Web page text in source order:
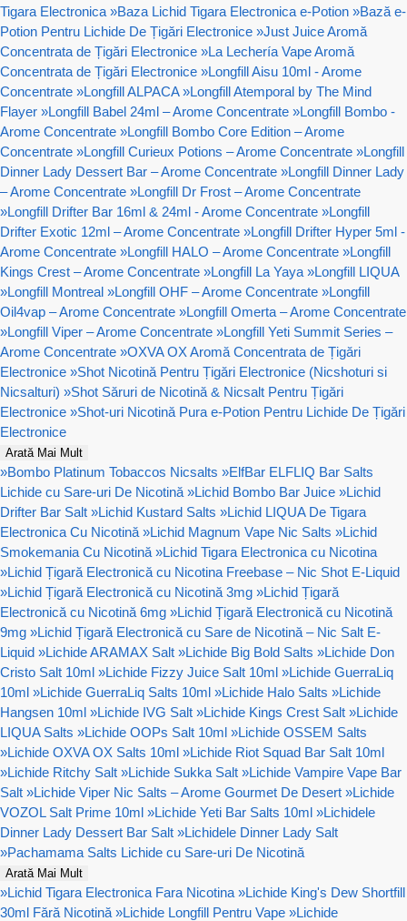
Tigara Electronica »Baza Lichid Tigara Electronica e-Potion »Bază e-
Potion Pentru Lichide De Țigări Electronice »Just Juice Aromă
Concentrata de Țigări Electronice »La Lechería Vape Aromă
Concentrata de Țigări Electronice »Longfill Aisu 10ml - Arome
Concentrate »Longfill ALPACA »Longfill Atemporal by The Mind
Flayer »Longfill Babel 24ml – Arome Concentrate »Longfill Bombo -
Arome Concentrate »Longfill Bombo Core Edition – Arome
Concentrate »Longfill Curieux Potions – Arome Concentrate »Longfill
Dinner Lady Dessert Bar – Arome Concentrate »Longfill Dinner Lady
– Arome Concentrate »Longfill Dr Frost – Arome Concentrate
»Longfill Drifter Bar 16ml & 24ml - Arome Concentrate »Longfill
Drifter Exotic 12ml – Arome Concentrate »Longfill Drifter Hyper 5ml -
Arome Concentrate »Longfill HALO – Arome Concentrate »Longfill
Kings Crest – Arome Concentrate »Longfill La Yaya »Longfill LIQUA
»Longfill Montreal »Longfill OHF – Arome Concentrate »Longfill
Oil4vap – Arome Concentrate »Longfill Omerta – Arome Concentrate
»Longfill Viper – Arome Concentrate »Longfill Yeti Summit Series –
Arome Concentrate »OXVA OX Aromă Concentrata de Țigări
Electronice »Shot Nicotină Pentru Țigări Electronice (Nicshoturi si
Nicsalturi) »Shot Săruri de Nicotină & Nicsalt Pentru Țigări
Electronice »Shot-uri Nicotină Pura e-Potion Pentru Lichide De Țigări
Electronice
Arată Mai Mult
»Bombo Platinum Tobaccos Nicsalts »ElfBar ELFLIQ Bar Salts
Lichide cu Sare-uri De Nicotină »Lichid Bombo Bar Juice »Lichid
Drifter Bar Salt »Lichid Kustard Salts »Lichid LIQUA De Tigara
Electronica Cu Nicotină »Lichid Magnum Vape Nic Salts »Lichid
Smokemania Cu Nicotină »Lichid Tigara Electronica cu Nicotina
»Lichid Țigară Electronică cu Nicotina Freebase – Nic Shot E-Liquid
»Lichid Țigară Electronică cu Nicotină 3mg »Lichid Țigară
Electronică cu Nicotină 6mg »Lichid Țigară Electronică cu Nicotină
9mg »Lichid Țigară Electronică cu Sare de Nicotină – Nic Salt E-
Liquid »Lichide ARAMAX Salt »Lichide Big Bold Salts »Lichide Don
Cristo Salt 10ml »Lichide Fizzy Juice Salt 10ml »Lichide GuerraLiq
10ml »Lichide GuerraLiq Salts 10ml »Lichide Halo Salts »Lichide
Hangsen 10ml »Lichide IVG Salt »Lichide Kings Crest Salt »Lichide
LIQUA Salts »Lichide OOPs Salt 10ml »Lichide OSSEM Salts
»Lichide OXVA OX Salts 10ml »Lichide Riot Squad Bar Salt 10ml
»Lichide Ritchy Salt »Lichide Sukka Salt »Lichide Vampire Vape Bar
Salt »Lichide Viper Nic Salts – Arome Gourmet De Desert »Lichide
VOZOL Salt Prime 10ml »Lichide Yeti Bar Salts 10ml »Lichidele
Dinner Lady Dessert Bar Salt »Lichidele Dinner Lady Salt
»Pachamama Salts Lichide cu Sare-uri De Nicotină
Arată Mai Mult
»Lichid Tigara Electronica Fara Nicotina »Lichide King's Dew Shortfill
30ml Fără Nicotină »Lichide Longfill Pentru Vape »Lichide